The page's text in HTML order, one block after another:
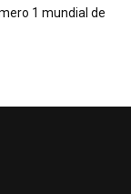
1 mundial de